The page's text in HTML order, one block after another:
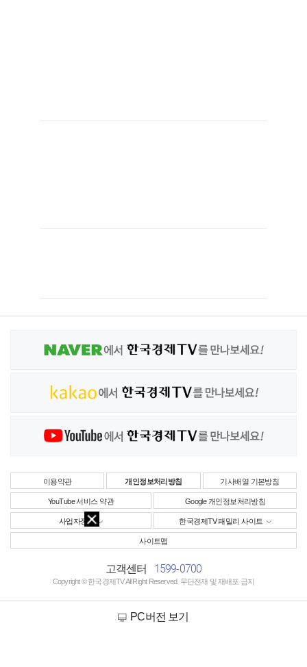
이용약관 개인정보처리방침 기사배열 기본방침
YouTube 서비스 약관 Google 개인정보처리방침
사업자정보 한국경제TV 패밀리 사이트
사이트맵
고객센터 1599-0700
Copyright © 한국경제TV All Right Reserved. 무단전재 및 재배포 금지
PC버전 보기